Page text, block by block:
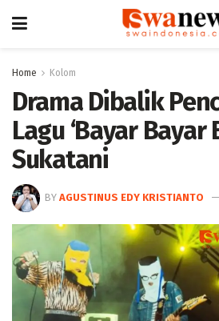
Home Kolom
Drama Dibalik
Lagu ‘Bayar Bayar
Sukatani
BY AGUSTINUS EDY KRISTIANTO